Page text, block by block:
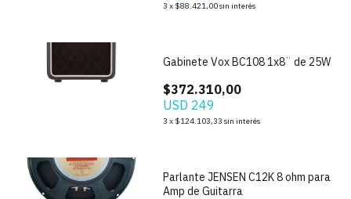
3 x $88.421,00sin interés
Gabinete Vox BC108 1x8¨ de 25W
$372.310,00
USD 249
3 x $124.103,33 sin interés
Parlante JENSEN C12K 8 ohm para
Amp de Guitarra